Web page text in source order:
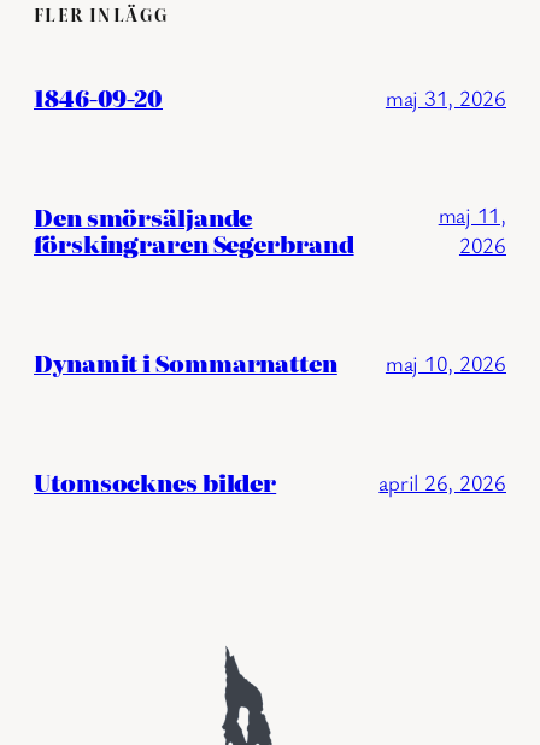
FLER INLÄGG
1846-09-20 maj 31, 2026
Den smörsäljande
förskingraren Segerbrand
maj 11,
2026
Dynamit i Sommarnatten maj 10, 2026
Utomsocknes bilder april 26, 2026